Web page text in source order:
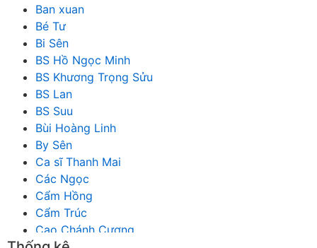
Ban xuan
Bé Tư
Bi Sên
BS Hồ Ngọc Minh
BS Khương Trọng Sửu
BS Lan
BS Suu
Bùi Hoàng Linh
By Sên
Ca sĩ Thanh Mai
Các Ngọc
Cẩm Hồng
Cẩm Trúc
Cao Chánh Cương